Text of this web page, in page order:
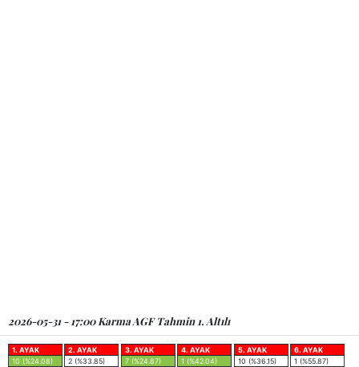
2026-05-31 - 17:00 Karma AGF Tahmin 1. Altılı
1. AYAK
10 (%24.08)
2. AYAK
2 (%33.85)
3. AYAK
7 (%24.87)
4. AYAK
1 (%42.04)
5. AYAK
10 (%36.15)
6. AYAK
1 (%55.87)